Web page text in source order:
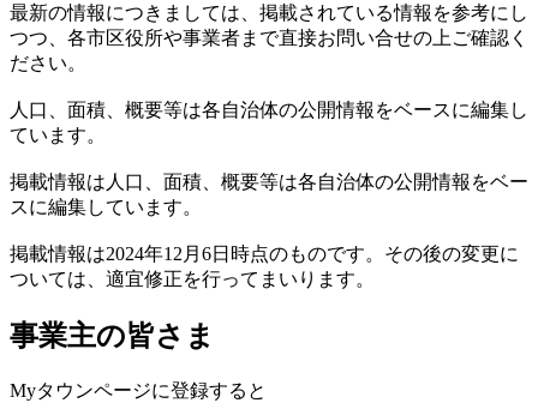
最新の情報につきましては、掲載されている情報を参考にし
つつ、各市区役所や事業者まで直接お問い合せの上ご確認く
ださい。
人口、面積、概要等は各自治体の公開情報をベースに編集し
ています。
掲載情報は人口、面積、概要等は各自治体の公開情報をベー
スに編集しています。
掲載情報は2024年12月6日時点のものです。その後の変更に
ついては、適宜修正を行ってまいります。
事業主の皆さま
Myタウンページに登録すると